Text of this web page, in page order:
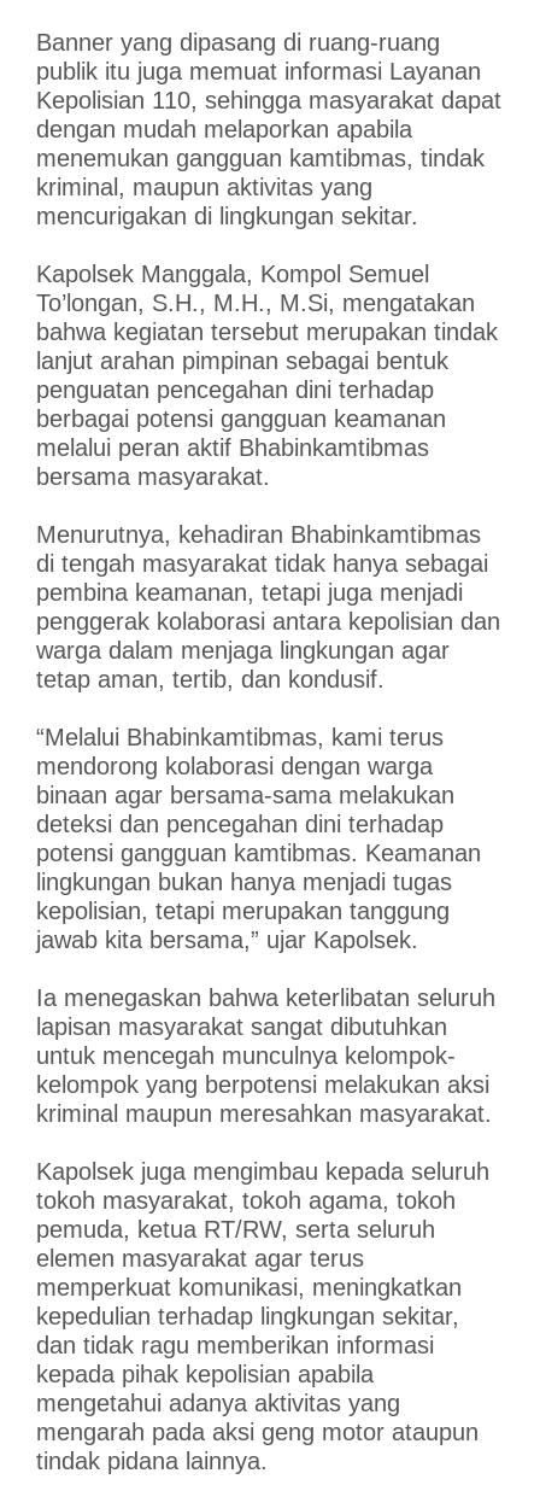
Banner yang dipasang di ruang-ruang
publik itu juga memuat informasi Layanan
Kepolisian 110, sehingga masyarakat dapat
dengan mudah melaporkan apabila
menemukan gangguan kamtibmas, tindak
kriminal, maupun aktivitas yang
mencurigakan di lingkungan sekitar.
Kapolsek Manggala, Kompol Semuel
To’longan, S.H., M.H., M.Si, mengatakan
bahwa kegiatan tersebut merupakan tindak
lanjut arahan pimpinan sebagai bentuk
penguatan pencegahan dini terhadap
berbagai potensi gangguan keamanan
melalui peran aktif Bhabinkamtibmas
bersama masyarakat.
Menurutnya, kehadiran Bhabinkamtibmas
di tengah masyarakat tidak hanya sebagai
pembina keamanan, tetapi juga menjadi
penggerak kolaborasi antara kepolisian dan
warga dalam menjaga lingkungan agar
tetap aman, tertib, dan kondusif.
“Melalui Bhabinkamtibmas, kami terus
mendorong kolaborasi dengan warga
binaan agar bersama-sama melakukan
deteksi dan pencegahan dini terhadap
potensi gangguan kamtibmas. Keamanan
lingkungan bukan hanya menjadi tugas
kepolisian, tetapi merupakan tanggung
jawab kita bersama,” ujar Kapolsek.
Ia menegaskan bahwa keterlibatan seluruh
lapisan masyarakat sangat dibutuhkan
untuk mencegah munculnya kelompok-
kelompok yang berpotensi melakukan aksi
kriminal maupun meresahkan masyarakat.
Kapolsek juga mengimbau kepada seluruh
tokoh masyarakat, tokoh agama, tokoh
pemuda, ketua RT/RW, serta seluruh
elemen masyarakat agar terus
memperkuat komunikasi, meningkatkan
kepedulian terhadap lingkungan sekitar,
dan tidak ragu memberikan informasi
kepada pihak kepolisian apabila
mengetahui adanya aktivitas yang
mengarah pada aksi geng motor ataupun
tindak pidana lainnya.